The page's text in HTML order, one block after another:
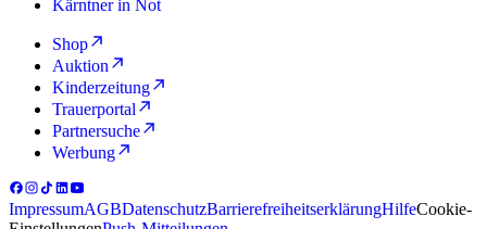
Kärntner in Not
Shop
Auktion
Kinderzeitung
Trauerportal
Partnersuche
Werbung
ImpressumAGBDatenschutzBarrierefreiheitserklärungHilfeCookie-